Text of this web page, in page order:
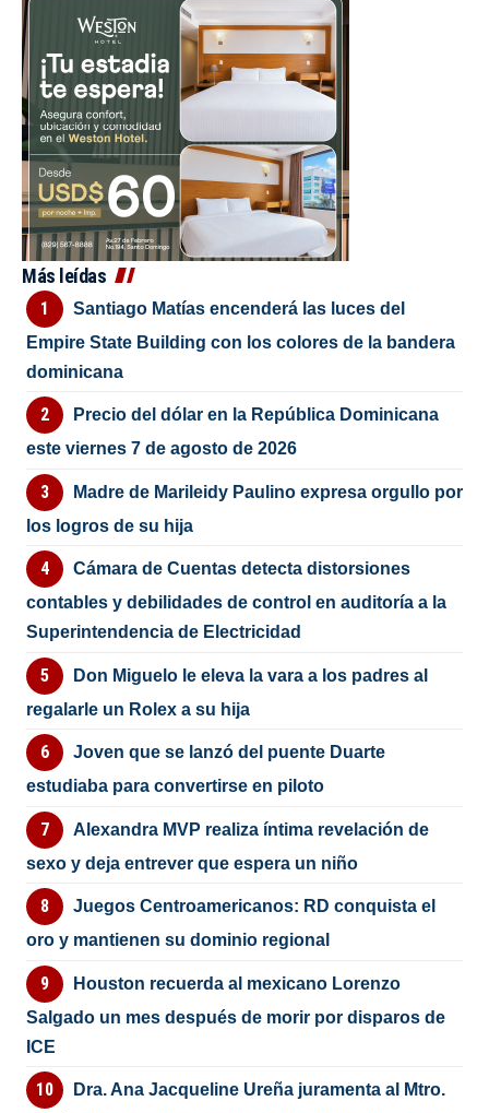
Más leídas
Santiago Matías encenderá las luces del
Empire State Building con los colores de la bandera
dominicana
Precio del dólar en la República Dominicana
este viernes 7 de agosto de 2026
Madre de Marileidy Paulino expresa orgullo por
los logros de su hija
Cámara de Cuentas detecta distorsiones
contables y debilidades de control en auditoría a la
Superintendencia de Electricidad
Don Miguelo le eleva la vara a los padres al
regalarle un Rolex a su hija
Joven que se lanzó del puente Duarte
estudiaba para convertirse en piloto
Alexandra MVP realiza íntima revelación de
sexo y deja entrever que espera un niño
Juegos Centroamericanos: RD conquista el
oro y mantienen su dominio regional
Houston recuerda al mexicano Lorenzo
Salgado un mes después de morir por disparos de
ICE
Dra. Ana Jacqueline Ureña juramenta al Mtro.